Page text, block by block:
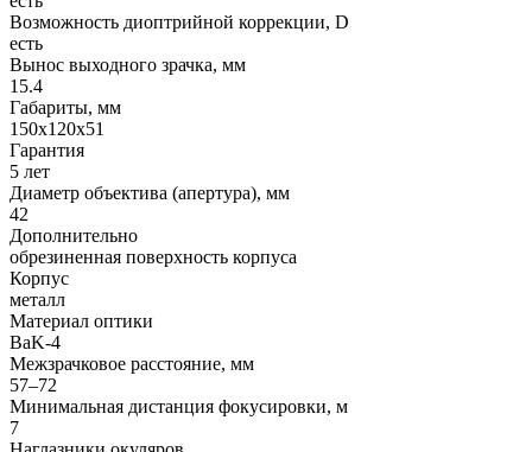
Возможность диоптрийной коррекции, D
есть
Вынос выходного зрачка, мм
15.4
Габариты, мм
150х120х51
Гарантия
5 лет
Диаметр объектива (апертура), мм
42
Дополнительно
обрезиненная поверхность корпуса
Корпус
металл
Материал оптики
BaK-4
Межзрачковое расстояние, мм
57–72
Минимальная дистанция фокусировки, м
7